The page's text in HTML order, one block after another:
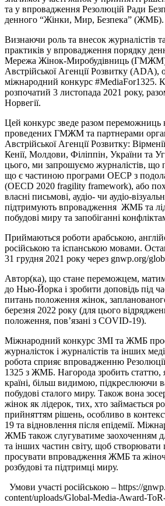
та у впровадження Резолюцій Ради
денного “Жінки, Мир, Безпека” (ЖМБ).
Визнаючи роль та внесок журналістів
практиків у впровадження порядку
Мережа Жінок-Миробудівниць (ГМЖМ)
Австрійської Агенції Розвитку (ADA),
міжнародний конкурс #MediaFor1325.
розпочатий 3 листопада 2021 року,
Норвегії.
Цей конкурс зведе разом переможниць
проведених ГМЖМ та партнерами
Австрійської Агенції Розвитку:
Кенії, Молдови, Філіппін, України та
цього, ми запрошуємо журналістів, що
що є частиною програми ОЕСР з
(OECD 2020 fragility framework), або
власні письмові, аудіо- чи аудіо-
підтримують впровадження ЖМБ та
побудові миру та запобіганні
Приймаються роботи арабською,
російською та іспанською мовами.
31 грудня 2021 року через gnwp.org/
Автор(ка), що стане переможцем,
до Нью-Йорка і зробити доповідь під
питань положення жінок,
березня 2022 року (для цього
положення, пов’язані з COVID-19).
Міжнародний конкурс ЗМІ та ЖМБ
журналісток і журналістів та інших
робота сприяє впровадженню
1325 з ЖМБ. Нагорода зробить статтю,
країні, більш видимою, підкреслюючи
побудові сталого миру. Також вона
жінок як лідерок, тих, хто займається
прийняттям рішень, особливо в
19 та відновлення після епідемії.
ЖМБ також слугуватиме заохоченням
та інших частин світу, щоб створювати
просувати впровадження ЖМБ та
розбудові та підтримці миру.
Умови участі російською – https://
content/uploads/Global-Media-Award-